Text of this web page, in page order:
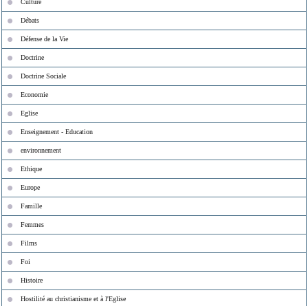
Culture
Débats
Défense de la Vie
Doctrine
Doctrine Sociale
Economie
Eglise
Enseignement - Education
environnement
Ethique
Europe
Famille
Femmes
Films
Foi
Histoire
Hostilité au christianisme et à l'Eglise